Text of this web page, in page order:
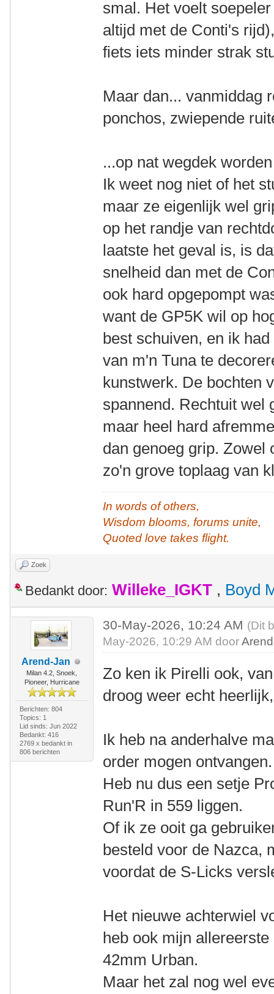
smal. Het voelt
altijd met de Conti's
fiets iets minder strak
Maar dan... vanmiddag
ponchos, zwiepende
...op nat wegdek
Ik weet nog niet of het
maar ze eigenlijk wel
op het randje van
laatste het geval is, is
snelheid dan met de
ook hard opgepompt
want de GP5K wil op
best schuiven, en ik
van m'n Tuna te
kunstwerk. De bochten
spannend. Rechtuit wel
maar heel hard
dan genoeg grip. Zowel
zo'n grove toplaag van
In words of others,
Wisdom blooms, forums unite,
Quoted love takes flight.
Zoek
Bedankt door: Willeke_IGKT , Boyd
Arend-Jan
Milan 4.2, Snoek,
Pioneer, Hurricane
Berichten: 804
Topics: 1
Lid sinds: Jun 2022
Bedankt: 416
2769 x bedankt in
806 berichten
30-May-2026, 10:24 AM (Dit
May-2026, 10:29 AM door
Zo ken ik Pirelli ook,
droog weer echt
Ik heb na anderhalve
order mogen
Heb nu dus een setje
Run'R in 559 liggen.
Of ik ze ooit ga
besteld voor de Nazca,
voordat de S-Licks
Het nieuwe achterwiel
heb ook mijn
42mm Urban.
Maar het zal nog wel